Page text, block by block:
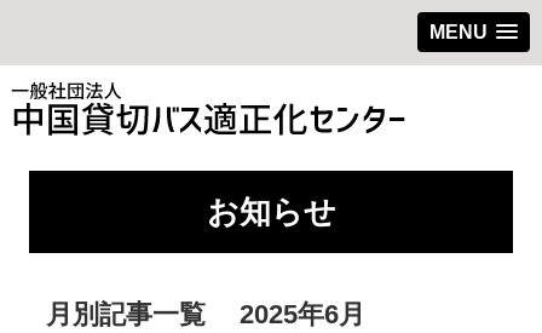
MENU
お知らせ
月別記事一覧 2025年6月